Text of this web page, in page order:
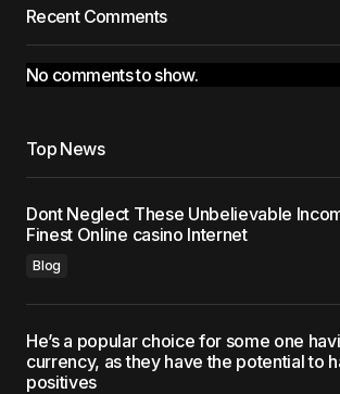
Recent Comments
No comments to show.
Top News
Dont Neglect These Unbelievable
Finest Online casino Internet
Blog
He’s a popular choice for some one
currency, as they have the potential to
positives